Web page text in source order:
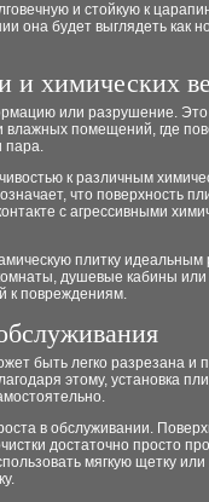
и стойкую к
она будет выглядеть как
и химических
или разрушение.
помещений, где
пара.
к различным
что поверхность
с агрессивными
плитку
душевые кабины или
к повреждениям.
быть легко разрезана и
этому, установка
в обслуживании.
достаточно просто
мягкую щетку или